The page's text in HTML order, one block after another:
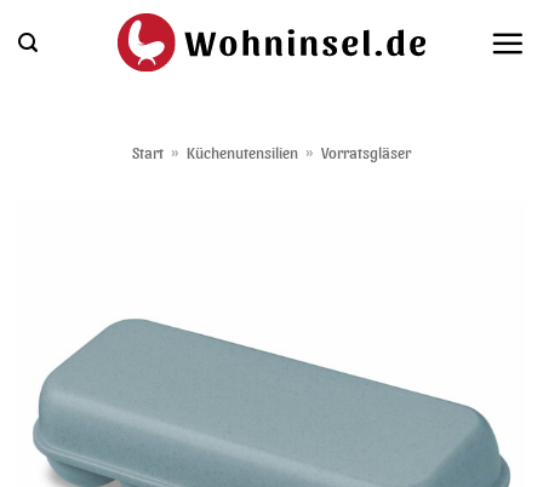
Inhalt
Start » Küchenutensilien » Vorratsgläser